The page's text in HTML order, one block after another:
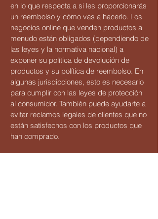
en lo que respecta a si les proporcionarás
un reembolso y cómo vas a hacerlo. Los
negocios online que venden productos a
menudo están obligados (dependiendo de
las leyes y la normativa nacional) a
exponer su política de devolución de
productos y su política de reembolso. En
algunas jurisdicciones, esto es necesario
para cumplir con las leyes de protección
al consumidor. También puede ayudarte a
evitar reclamos legales de clientes que no
están satisfechos con los productos que
han comprado.